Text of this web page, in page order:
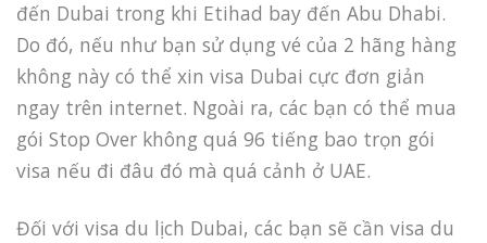
đến Dubai trong khi Etihad bay đến Abu Dhabi.
Do đó, nếu như bạn sử dụng vé của 2 hãng hàng
không này có thể xin visa Dubai cực đơn giản
ngay trên internet. Ngoài ra, các bạn có thể mua
gói Stop Over không quá 96 tiếng bao trọn gói
visa nếu đi đâu đó mà quá cảnh ở UAE.
Đối với visa du lịch Dubai, các bạn sẽ cần visa du